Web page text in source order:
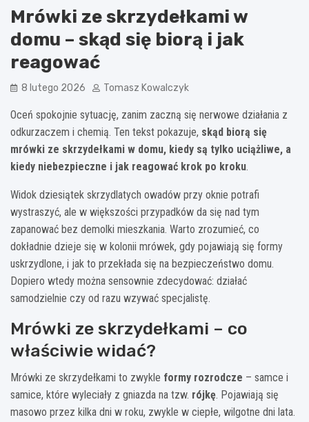
Mrówki ze skrzydełkami w
domu – skąd się biorą i jak
reagować
8 lutego 2026 Tomasz Kowalczyk
Oceń spokojnie sytuację, zanim zaczną się nerwowe działania z
odkurzaczem i chemią. Ten tekst pokazuje, skąd biorą się
mrówki ze skrzydełkami w domu, kiedy są tylko uciążliwe, a
kiedy niebezpieczne i jak reagować krok po kroku.
Widok dziesiątek skrzydlatych owadów przy oknie potrafi
wystraszyć, ale w większości przypadków da się nad tym
zapanować bez demolki mieszkania. Warto zrozumieć, co
dokładnie dzieje się w kolonii mrówek, gdy pojawiają się formy
uskrzydlone, i jak to przekłada się na bezpieczeństwo domu.
Dopiero wtedy można sensownie zdecydować: działać
samodzielnie czy od razu wzywać specjalistę.
Mrówki ze skrzydełkami – co
właściwie widać?
Mrówki ze skrzydełkami to zwykle formy rozrodcze – samce i
samice, które wyleciały z gniazda na tzw. rójkę. Pojawiają się
masowo przez kilka dni w roku, zwykle w ciepłe, wilgotne dni lata.